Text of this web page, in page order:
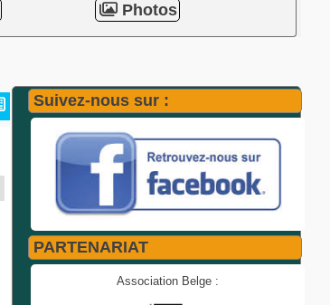
Photos
Suivez-nous sur :
PARTENARIAT
Association Belge :